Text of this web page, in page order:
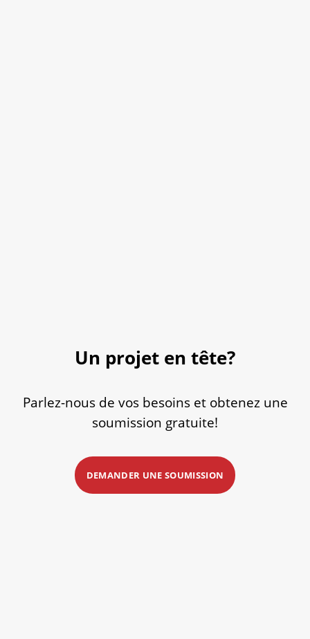
Un projet en tête?
Parlez-nous de vos besoins et obtenez une
soumission gratuite!
DEMANDER UNE SOUMISSION